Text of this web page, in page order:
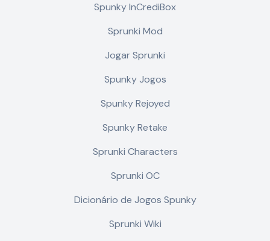
Spunky InCrediBox
Sprunki Mod
Jogar Sprunki
Spunky Jogos
Spunky Rejoyed
Spunky Retake
Sprunki Characters
Sprunki OC
Dicionário de Jogos Spunky
Sprunki Wiki